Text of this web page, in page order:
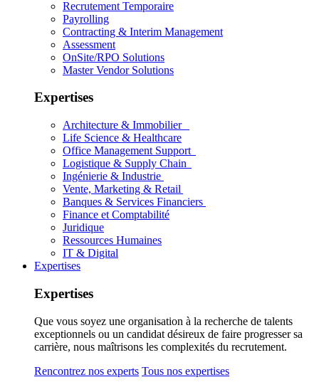
Recrutement Temporaire
Payrolling
Contracting & Interim Management
Assessment
OnSite/RPO Solutions
Master Vendor Solutions
Expertises
Architecture & Immobilier
Life Science & Healthcare
Office Management Support
Logistique & Supply Chain
Ingénierie & Industrie
Vente, Marketing & Retail
Banques & Services Financiers
Finance et Comptabilité
Juridique
Ressources Humaines
IT & Digital
Expertises
Expertises
Que vous soyez une organisation à la recherche de talents
exceptionnels ou un candidat désireux de faire progresser sa
carrière, nous maîtrisons les complexités du recrutement.
Rencontrez nos experts Tous nos expertises